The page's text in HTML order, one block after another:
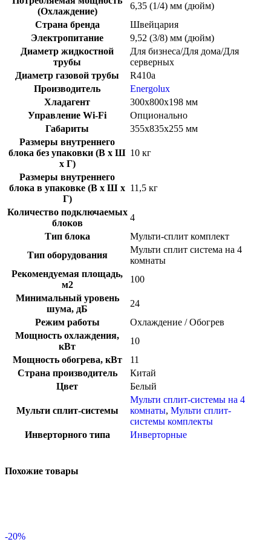
(Охлаждение)
6,35 (1/4) мм (дюйм)
Страна бренда
Швейцария
Электропитание
9,52 (3/8) мм (дюйм)
Диаметр жидкостной
трубы
Для бизнеса/Для дома/Для
серверных
Диаметр газовой трубы
R410a
Производитель
Energolux
Хладагент
300х800х198 мм
Управление Wi-Fi
Опционально
Габариты
355х835х255 мм
Размеры внутреннего
блока без упаковки (В х Ш
х Г)
10 кг
Размеры внутреннего
блока в упаковке (В х Ш х
Г)
11,5 кг
Количество подключаемых
блоков
4
Тип блока
Мульти-сплит комплект
Тип оборудования
Мульти сплит система на 4
комнаты
Рекомендуемая площадь,
м2
100
Минимальный уровень
шума, дБ
24
Режим работы
Охлаждение / Обогрев
Мощность охлаждения,
кВт
10
Мощность обогрева, кВт
11
Страна производитель
Китай
Цвет
Белый
Мульти сплит-системы
Мульти сплит-системы на 4
комнаты, Мульти сплит-
системы комплекты
Инверторного типа
Инверторные
Похожие товары
-20%